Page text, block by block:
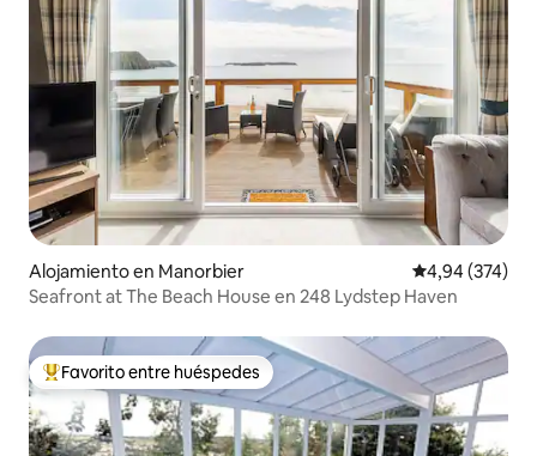
Alojamiento en Manorbier Calificación
4,94 (374)
Seafront at The Beach House en 248 Lydstep Haven
Favorito entre los huéspedes más destacados
Favorito entre huéspedes